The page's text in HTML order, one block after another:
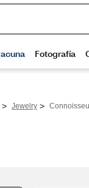
> Jewelry >